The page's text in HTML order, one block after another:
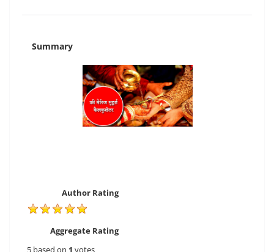
Summary
Author Rating
Aggregate Rating
5based on 1 votes